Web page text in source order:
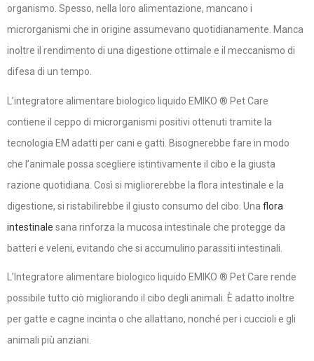
organismo. Spesso, nella loro alimentazione, mancano i
microrganismi che in origine assumevano quotidianamente. Manca
inoltre il rendimento di una digestione ottimale e il meccanismo di
difesa di un tempo.
L’integratore alimentare biologico liquido EMIKO ® Pet Care
contiene il ceppo di microrganismi positivi ottenuti tramite la
tecnologia EM adatti per cani e gatti. Bisognerebbe fare in modo
che l’animale possa scegliere istintivamente il cibo e la giusta
razione quotidiana. Così si migliorerebbe la flora intestinale e la
digestione, si ristabilirebbe il giusto consumo del cibo. Una flora
intestinale sana rinforza la mucosa intestinale che protegge da
batteri e veleni, evitando che si accumulino parassiti intestinali.
L’Integratore alimentare biologico liquido EMIKO ® Pet Care rende
possibile tutto ciò migliorando il cibo degli animali. È adatto inoltre
per gatte e cagne incinta o che allattano, nonché per i cuccioli e gli
animali più anziani.